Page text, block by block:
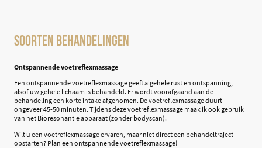
soorten Behandelingen
Ontspannende voetreflexmassage
Een ontspannende voetreflexmassage geeft algehele rust en ontspanning,
alsof uw gehele lichaam is behandeld. Er wordt voorafgaand aan de
behandeling een korte intake afgenomen. De voetreflexmassage duurt
ongeveer 45-50 minuten. Tijdens deze voetreflexmassage maak ik ook gebruik
van het Bioresonantie apparaat (zonder bodyscan).
Wilt u een voetreflexmassage ervaren, maar niet direct een behandeltraject
opstarten? Plan een ontspannende voetreflexmassage!